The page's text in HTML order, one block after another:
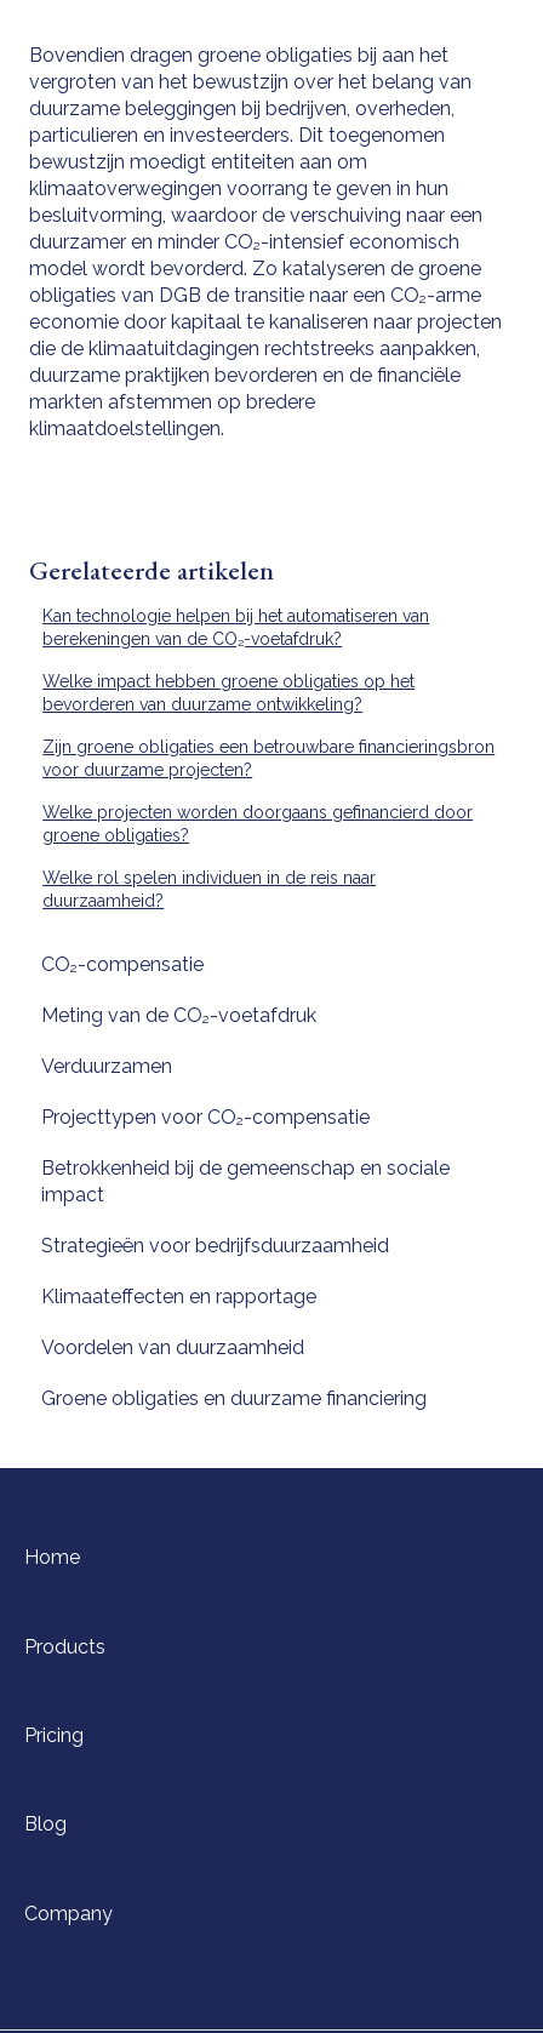
Bovendien dragen groene obligaties bij aan het
vergroten van het bewustzijn over het belang van
duurzame beleggingen bij bedrijven, overheden,
particulieren en investeerders. Dit toegenomen
bewustzijn moedigt entiteiten aan om
klimaatoverwegingen voorrang te geven in hun
besluitvorming, waardoor de verschuiving naar een
duurzamer en minder CO₂-intensief economisch
model wordt bevorderd. Zo katalyseren de groene
obligaties van DGB de transitie naar een CO₂-arme
economie door kapitaal te kanaliseren naar projecten
die de klimaatuitdagingen rechtstreeks aanpakken,
duurzame praktijken bevorderen en de financiële
markten afstemmen op bredere
klimaatdoelstellingen.
Gerelateerde artikelen
Kan technologie helpen bij het automatiseren van
berekeningen van de CO₂-voetafdruk?
Welke impact hebben groene obligaties op het
bevorderen van duurzame ontwikkeling?
Zijn groene obligaties een betrouwbare financieringsbron
voor duurzame projecten?
Welke projecten worden doorgaans gefinancierd door
groene obligaties?
Welke rol spelen individuen in de reis naar
duurzaamheid?
CO₂-compensatie
Meting van de CO₂-voetafdruk
Verduurzamen
Projecttypen voor CO₂-compensatie
Betrokkenheid bij de gemeenschap en sociale
impact
Strategieën voor bedrijfsduurzaamheid
Klimaateffecten en rapportage
Voordelen van duurzaamheid
Groene obligaties en duurzame financiering
Home
Products
Pricing
Blog
Company